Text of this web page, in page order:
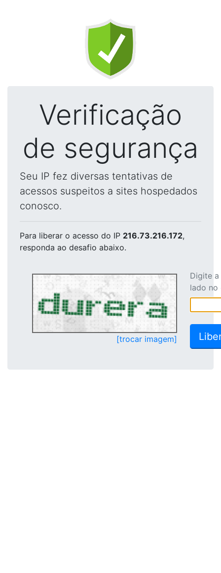
Verificação
de segurança
Seu IP fez diversas tentativas de
acessos suspeitos a sites hospedados
conosco.
Para liberar o acesso do IP 216.73.216.172,
responda ao desafio abaixo.
[trocar imagem]
Digite
lado no